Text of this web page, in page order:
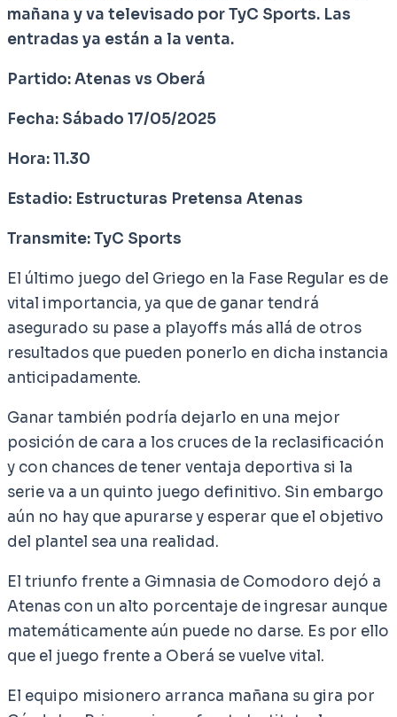
mañana y va televisado por TyC Sports. Las
entradas ya están a la venta.
Partido: Atenas vs Oberá
Fecha: Sábado 17/05/2025
Hora: 11.30
Estadio: Estructuras Pretensa Atenas
Transmite: TyC Sports
El último juego del Griego en la Fase Regular es de
vital importancia, ya que de ganar tendrá
asegurado su pase a playoffs más allá de otros
resultados que pueden ponerlo en dicha instancia
anticipadamente.
Ganar también podría dejarlo en una mejor
posición de cara a los cruces de la reclasificación
y con chances de tener ventaja deportiva si la
serie va a un quinto juego definitivo. Sin embargo
aún no hay que apurarse y esperar que el objetivo
del plantel sea una realidad.
El triunfo frente a Gimnasia de Comodoro dejó a
Atenas con un alto porcentaje de ingresar aunque
matemáticamente aún puede no darse. Es por ello
que el juego frente a Oberá se vuelve vital.
El equipo misionero arranca mañana su gira por